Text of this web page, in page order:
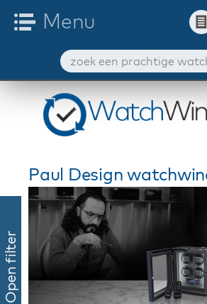
Open filter
Paul Design